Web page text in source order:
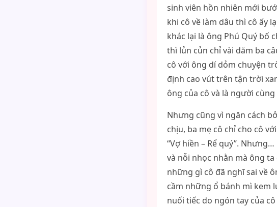
sinh viên hồn nhiên mới
khi cô về làm dâu thì cô ấy
khác lại là ông Phú Quý bố
thì lủn củn chỉ vài dăm ba
cô với ông dí dỏm chuyện
định cao vút trên tận trời
ông của cô và là người
Nhưng cũng vì ngăn cách
chịu, ba mẹ cô chỉ cho cô
“Vợ hiền – Rể quý”.
và nỗi nhọc nhằn mà ông
những gì cô đã nghĩ sai về
cầm những ổ bánh mì kem
nuối tiếc do ngón tay của